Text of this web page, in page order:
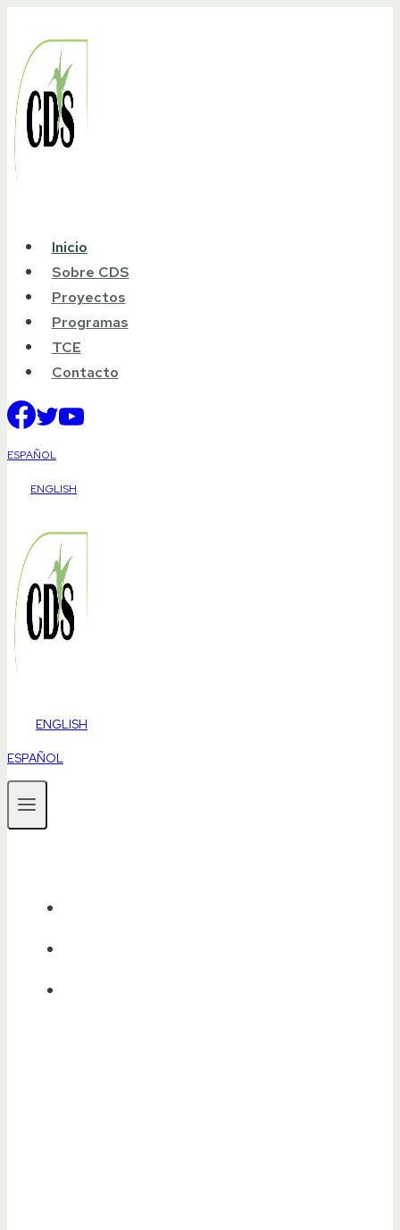
content
Inicio
Sobre CDS
Proyectos
Programas
TCE
Contacto
ESPAÑOL
ENGLISH
ENGLISH
ESPAÑOL